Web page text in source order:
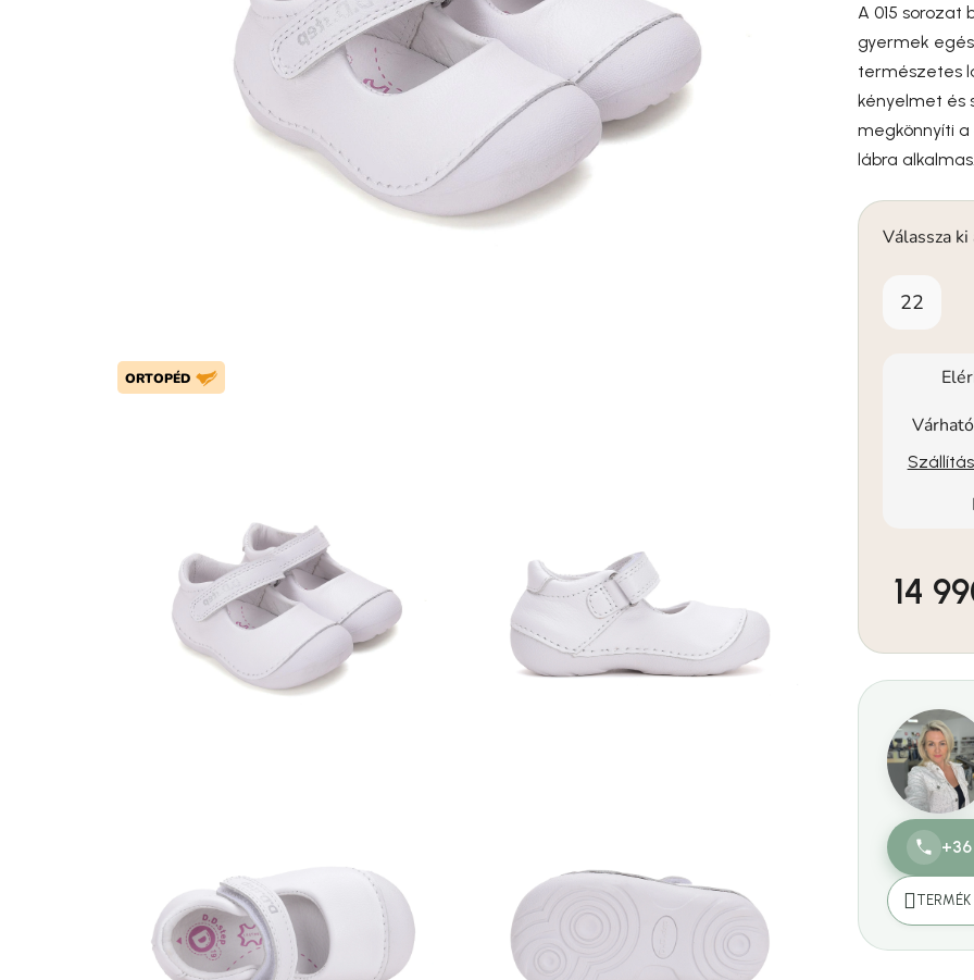
A 015 sorozat
gyermek
természetes
kényelmet és
megkönnyíti
lábra alkalmas.
Válassza
22
14
TERMÉK
ORTOPÉD